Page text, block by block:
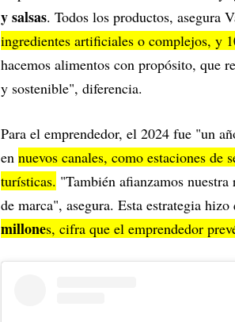
y salsas. Todos los productos, asegura
ingredientes artificiales o complejos, y
hacemos alimentos con propósito, que
y sostenible", diferencia.
Para el emprendedor, el 2024 fue "un
en nuevos canales, como estaciones de
turísticas. "También afianzamos
de marca", asegura. Esta estrategia
millones, cifra que el emprendedor